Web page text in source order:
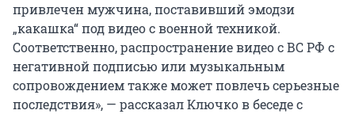
привлечен мужчина, поставивший эмодзи
„какашка“ под видео с военной техникой.
Соответственно, распространение видео с ВС РФ с
негативной подписью или музыкальным
сопровождением также может повлечь серьезные
последствия», — рассказал Ключко в беседе с